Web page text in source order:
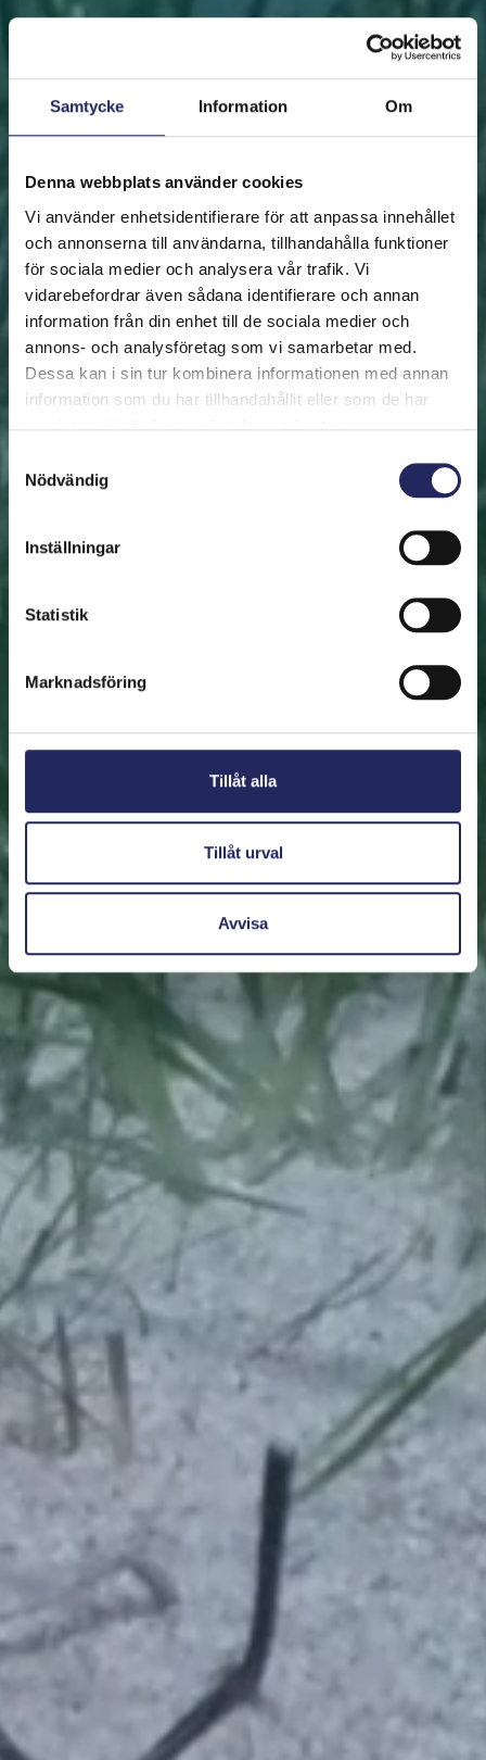
Samtycke Information Om
Denna webbplats använder cookies
Vi använder enhetsidentifierare för att anpassa innehållet
och annonserna till användarna, tillhandahålla funktioner
för sociala medier och analysera vår trafik. Vi
vidarebefordrar även sådana identifierare och annan
information från din enhet till de sociala medier och
annons- och analysföretag som vi samarbetar med.
Dessa kan i sin tur kombinera informationen med annan
information som du har tillhandahållit eller som de har
Nödvändig
Inställningar
Statistik
Marknadsföring
Tillåt alla
Tillåt urval
Avvisa
FRAMSIDAN HJÄLP ÖSTERSJÖN RÄDDA EN BIT
Rädda en bit
Hjälp oss att rädda Östersjön. Du kan också ge den
räddade biten som en present. En bit av Östersjön är